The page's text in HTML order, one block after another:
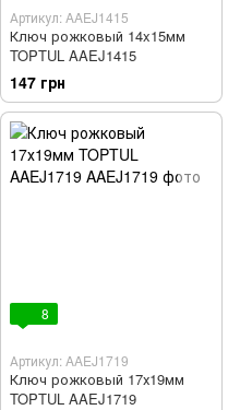
Артикул: AAEJ1415
Ключ рожковый 14x15мм
TOPTUL AAEJ1415
147 грн
8
Артикул: AAEJ1719
Ключ рожковый 17х19мм
TOPTUL AAEJ1719